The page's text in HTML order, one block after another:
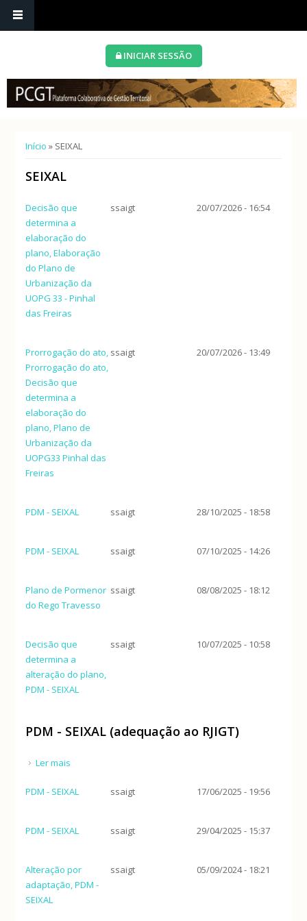
INICIAR SESSÃO
Está aqui
Início » SEIXAL
SEIXAL
Decisão que
determina a
elaboração do
plano, Elaboração
do Plano de
Urbanização da
UOPG 33 - Pinhal
das Freiras
ssaigt 20/07/2026 - 16:54
Prorrogação do ato,
Prorrogação do ato,
Decisão que
determina a
elaboração do
plano, Plano de
Urbanização da
UOPG33 Pinhal das
Freiras
ssaigt 20/07/2026 - 13:49
PDM - SEIXAL ssaigt 28/10/2025 - 18:58
PDM - SEIXAL ssaigt 07/10/2025 - 14:26
Plano de Pormenor
do Rego Travesso
ssaigt 08/08/2025 - 18:12
Decisão que
determina a
alteração do plano,
PDM - SEIXAL
ssaigt 10/07/2025 - 10:58
PDM - SEIXAL (adequação ao RJIGT)
Ler mais
PDM - SEIXAL ssaigt 17/06/2025 - 19:56
PDM - SEIXAL ssaigt 29/04/2025 - 15:37
Alteração por
adaptação, PDM -
SEIXAL
ssaigt 05/09/2024 - 18:21